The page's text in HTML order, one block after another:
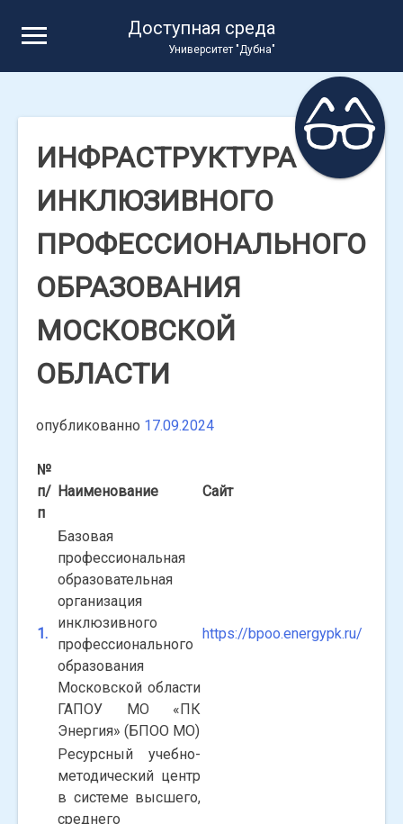
Доступная среда
Университет "Дубна"
ИНФРАСТРУКТУРА
ИНКЛЮЗИВНОГО
ПРОФЕССИОНАЛЬНОГО
ОБРАЗОВАНИЯ
МОСКОВСКОЙ
ОБЛАСТИ
опубликованно 17.09.2024
№
п/
п
Наименование Сайт
1.
Базовая
профессиональная
образовательная
организация
инклюзивного
профессионального
образования
Московской области
ГАПОУ МО «ПК
Энергия» (БПОО МО)
https://bpoo.energypk.ru/
Ресурсный учебно-
методический центр
в системе высшего,
среднего